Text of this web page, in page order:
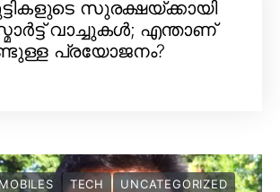
സുരക്ഷയ്ക്കായി
സ്മാർട്ട് വാച്ചുകൾ; എന്താണ്
പ്രയോജനം?
TECH UNCATEGORIZED